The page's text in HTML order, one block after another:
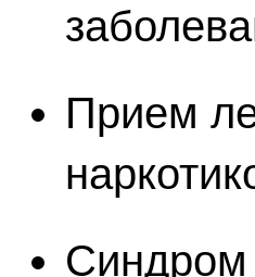
Прием
Синдром